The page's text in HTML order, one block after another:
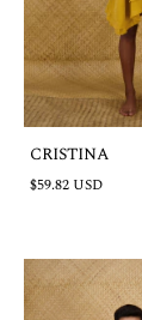
CRISTINA
$59.82 USD